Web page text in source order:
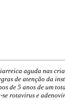
aguda nas
de atenção da
de 5 anos de um
rotavirus e